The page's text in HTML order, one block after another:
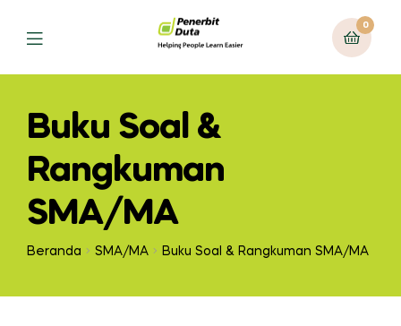
Menu
0
Buku Soal &
Rangkuman
SMA/MA
Beranda SMA/MA Buku Soal & Rangkuman SMA/MA